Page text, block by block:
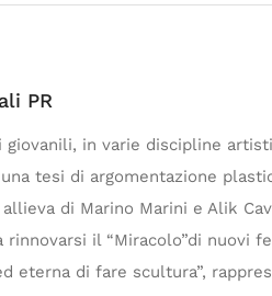
PR
in varie discipline
tesi di argomentazione
di Marino Marini e Alik
il “Miracolo”di nuovi
eterna di fare scultura”,